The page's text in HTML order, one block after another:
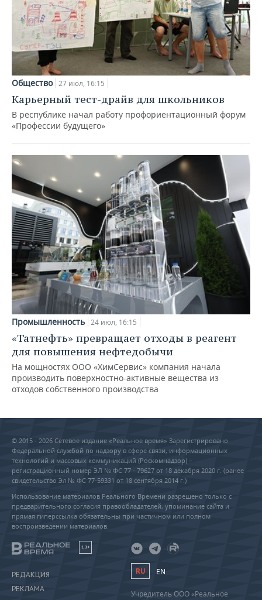
Общество 27 июл, 16:15
Карьерный тест-драйв для школьников
В республике начал работу профориентационный форум
«Профессии будущего»
Промышленность 24 июл, 16:15
«Татнефть» превращает отходы в реагент
для повышения нефтедобычи
На мощностях ООО «ХимСервис» компания начала
производить поверхностно-активные вещества из
отходов собственного производства
© 2015 - 2026 Сетевое издание «Реальное время» Зарегистрировано
Федеральной службой по надзору в сфере связи, информационных
технологий и массовых коммуникаций (Роскомнадзор) –
регистрационный номер ЭЛ № ФС 77 - 79627 от 18 декабря 2020 г. (ранее
свидетельство Эл № ФС 77-59331 от 18 сентября 2014 г.)
Использование материалов Реального Времени разрешено только с
предварительного согласия правообладателей, упоминание сайта и
прямая гиперссылка обязательны при частичном или полном
воспроизведении материалов.
18+
РЕДАКЦИЯ
РЕКЛАМА
RU EN
Учредитель ООО «Реальное